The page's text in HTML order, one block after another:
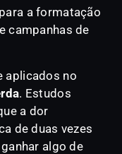
a formatação
campanhas de
aplicados no
. Estudos
a dor
de duas vezes
algo de